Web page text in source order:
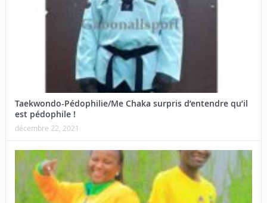
Taekwondo-Pédophilie/Me Chaka surpris d’entendre qu’il
est pédophile !
décembre 22, 2021